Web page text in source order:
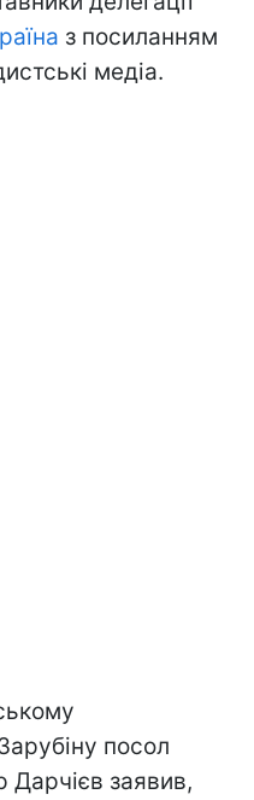
з посиланням
медіа.
посол
заявив,